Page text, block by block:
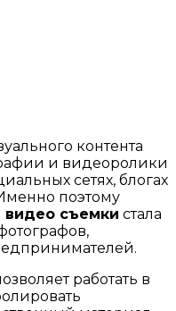
контента
и видеоролики
сетях, блогах
поэтому
видео съемки стала
работать в